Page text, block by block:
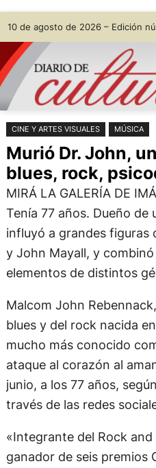
Saltar
al
contenido
Skip
to
content
10 de agosto de 2026 – Edición
CINE Y ARTES VISUALES MÚSICA
Murió Dr. John,
blues, rock,
MIRÁ LA GALERÍA DE
Tenía 77 años. Dueño de
influyó a grandes figuras
y John Mayall, y
elementos de distintos
Malcom John
blues y del rock nacida
mucho más conocido
ataque al corazón al
junio, a los 77 años,
través de las redes
«Integrante del Rock and
ganador de seis premios